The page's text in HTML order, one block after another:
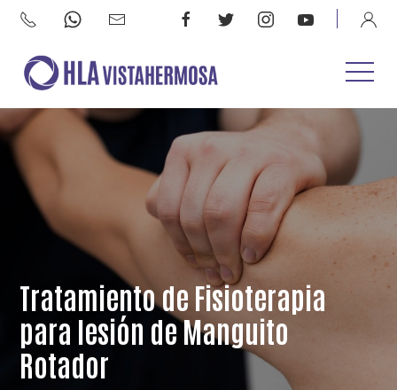
Tratamiento de Fisioterapia
para lesión de Manguito
Rotador